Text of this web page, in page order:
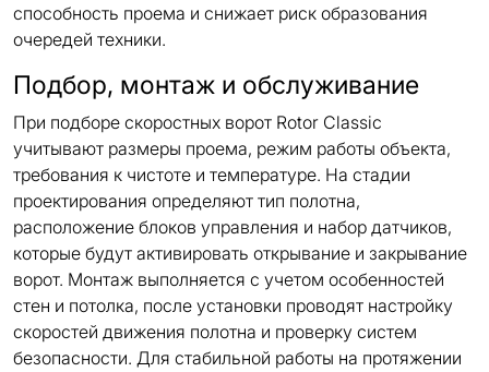
способность проема и снижает риск образования
очередей техники.
Подбор, монтаж и обслуживание
При подборе скоростных ворот Rotor Classic
учитывают размеры проема, режим работы объекта,
требования к чистоте и температуре. На стадии
проектирования определяют тип полотна,
расположение блоков управления и набор датчиков,
которые будут активировать открывание и закрывание
ворот. Монтаж выполняется с учетом особенностей
стен и потолка, после установки проводят настройку
скоростей движения полотна и проверку систем
безопасности. Для стабильной работы на протяжении